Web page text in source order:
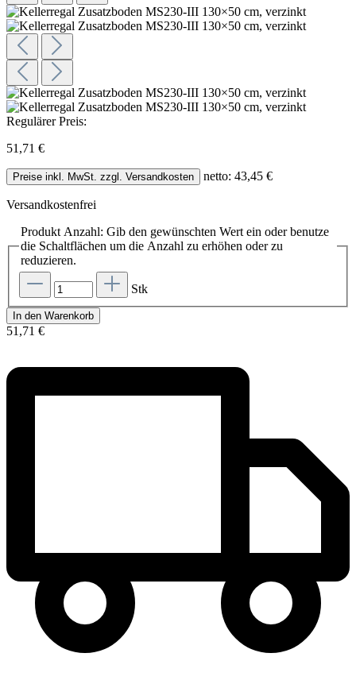
Regulärer Preis:
51,71 €
Preise inkl. MwSt. zzgl. Versandkosten netto: 43,45 €
Versandkostenfrei
Produkt Anzahl: Gib den gewünschten Wert ein oder benutze
die Schaltflächen um die Anzahl zu erhöhen oder zu
reduzieren.
Stk
In den Warenkorb
51,71 €